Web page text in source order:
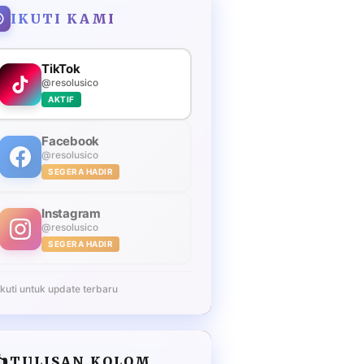
IKUTI KAMI
TikTok
@resolusico
AKTIF
Facebook
@resolusico
SEGERA HADIR
Instagram
@resolusico
SEGERA HADIR
untuk update terbaru